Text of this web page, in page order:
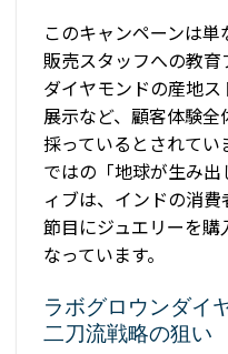
このキャンペーンは単
販売スタッフへの教
ダイヤモンドの産地
展示など、顧客体験
採っているとされてい
ではの「地球が生み
ィブは、インドの消
節目にジュエリーを
なっています。
ラボグロウンダ
二刀流戦略の狙い